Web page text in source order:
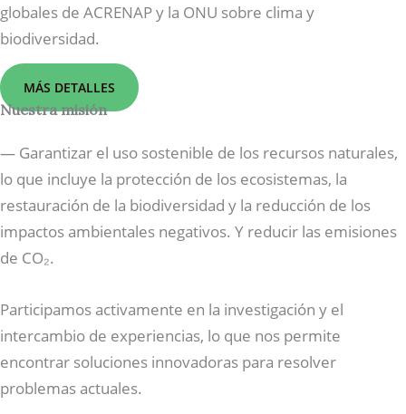
globales de ACRENAP y la ONU sobre clima y
biodiversidad.
MÁS DETALLES
Nuestra misión
— Garantizar el uso sostenible de los recursos naturales,
lo que incluye la protección de los ecosistemas, la
restauración de la biodiversidad y la reducción de los
impactos ambientales negativos. Y reducir las emisiones
de CO₂.
Participamos activamente en la investigación y el
intercambio de experiencias, lo que nos permite
encontrar soluciones innovadoras para resolver
problemas actuales.